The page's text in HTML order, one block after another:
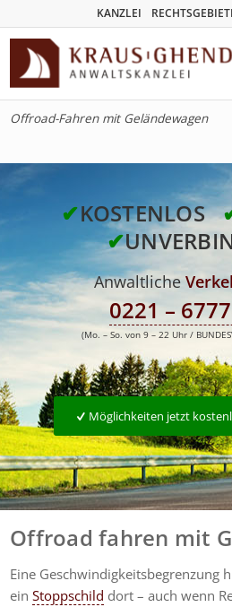
KANZLEI
Offroad-Fahren mit Geländewagen
✔KOSTENLOS
✔
Anwaltliche
0221 –
(Mo. – So. von 9 – 22 Uhr /
Möglichkeiten jetzt
Offroad fahren mit
Eine Geschwindigkeitsbegrenzung
einStoppschild dort – auch wenn